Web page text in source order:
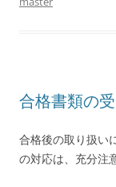
合格書類の
合格後の取り扱い
の対応は、充分注